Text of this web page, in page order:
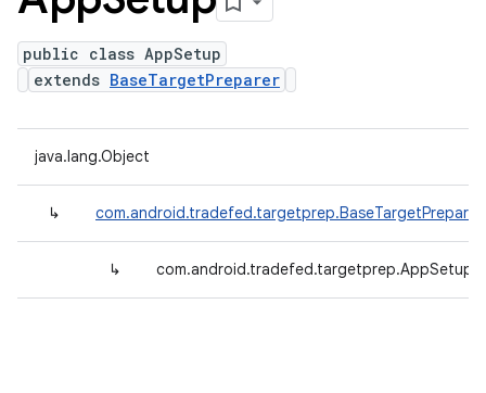
public class AppSetup
extends BaseTargetPreparer
java.lang.Object
↳ com.android.tradefed.targetprep.BaseTargetPreparer
↳ com.android.tradefed.targetprep.AppSetup